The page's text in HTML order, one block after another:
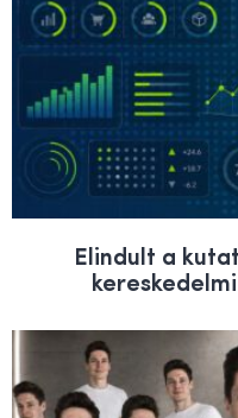
Elindult a